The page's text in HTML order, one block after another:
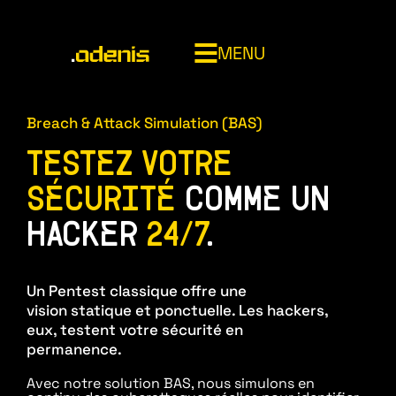
MENU
014820707
ADENIS
NOC (Network Operations Center)
Service desk
Asset management
CYBERSÉCURITÉ MANAGÉE (MSSP)
Bouclier cyber
SOC 24/7 Adenis
CLOUD & SOUVERAINETÉ
Microsoft 365 managed services
Breach & Attack Simulation (BAS)
TESTEZ VOTRE
SÉCURITÉ COMME UN
HACKER 24/7.
Un Pentest classique offre une
vision statique et ponctuelle. Les hackers,
eux, testent votre sécurité en
permanence.
Avec notre solution BAS, nous simulons en